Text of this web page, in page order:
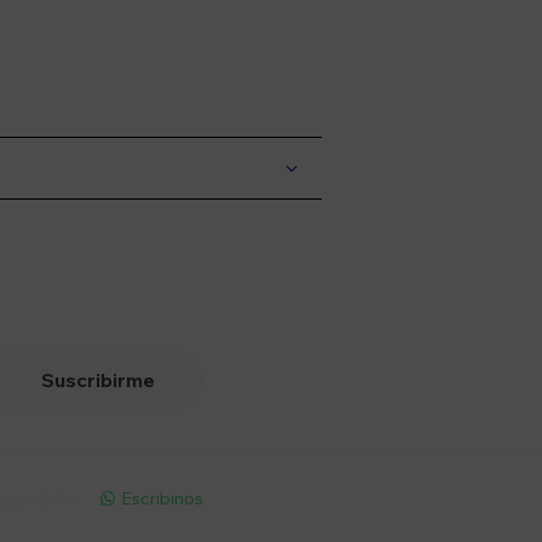
Suscribirme
 Escribinos